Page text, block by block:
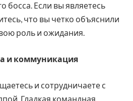
босса. Если вы являетесь
что вы четко объяснили
роль и ожидания.
и коммуникация
и сотрудничаете с
Гладкая командная